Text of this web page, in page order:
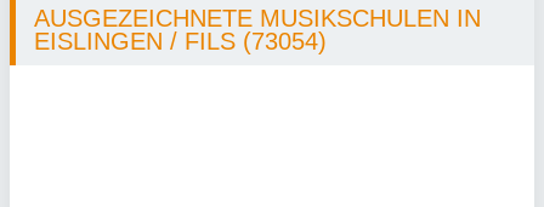
AUSGEZEICHNETE MUSIKSCHULEN IN
EISLINGEN / FILS (73054)